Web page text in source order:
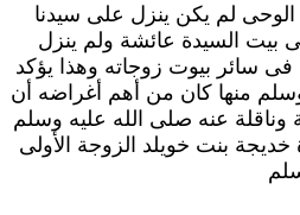
لم يكن ينزل على سيدنا
السيدة عائشة ولم ينزل
سائر بيوت زوجاته وهذا يؤكد
منها كان من أهم أغراضه أن
عنه صلى الله عليه وسلم
بنت خويلد الزوجة الأولى